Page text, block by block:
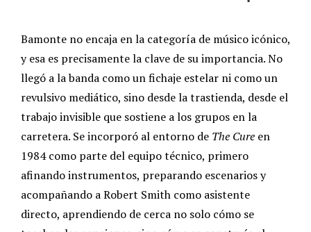
Bamonte no encaja en la categoría de músico icónico,
y esa es precisamente la clave de su importancia. No
llegó a la banda como un fichaje estelar ni como un
revulsivo mediático, sino desde la trastienda, desde el
trabajo invisible que sostiene a los grupos en la
carretera. Se incorporó al entorno de The Cure en
1984 como parte del equipo técnico, primero
afinando instrumentos, preparando escenarios y
acompañando a Robert Smith como asistente
directo, aprendiendo de cerca no solo cómo se